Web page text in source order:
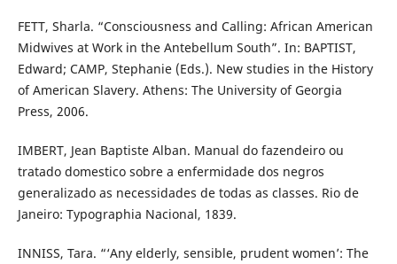
FETT, Sharla. “Consciousness and Calling: African American
Midwives at Work in the Antebellum South”. In: BAPTIST,
Edward; CAMP, Stephanie (Eds.). New studies in the History
of American Slavery. Athens: The University of Georgia
Press, 2006.
IMBERT, Jean Baptiste Alban. Manual do fazendeiro ou
tratado domestico sobre a enfermidade dos negros
generalizado as necessidades de todas as classes. Rio de
Janeiro: Typographia Nacional, 1839.
INNISS, Tara. “‘Any elderly, sensible, prudent women’: The